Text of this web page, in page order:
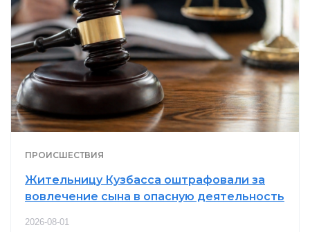
ПРОИСШЕСТВИЯ
Жительницу Кузбасса оштрафовали за
вовлечение сына в опасную деятельность
2026-08-01